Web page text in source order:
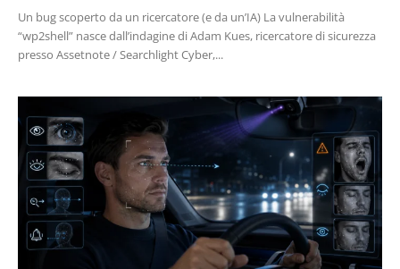
Un bug scoperto da un ricercatore (e da un’IA) La vulnerabilità
“wp2shell” nasce dall’indagine di Adam Kues, ricercatore di sicurezza
presso Assetnote / Searchlight Cyber,...